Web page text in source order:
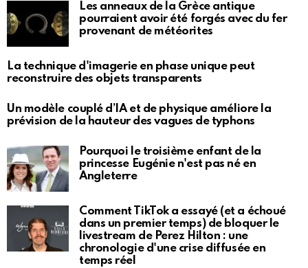
Les anneaux de la Grèce antique
pourraient avoir été forgés avec du fer
provenant de météorites
La technique d'imagerie en phase unique peut
reconstruire des objets transparents
Un modèle couplé d’IA et de physique améliore la
prévision de la hauteur des vagues de typhons
Pourquoi le troisième enfant de la
princesse Eugénie n'est pas né en
Angleterre
Comment TikTok a essayé (et a échoué
dans un premier temps) de bloquer le
livestream de Perez Hilton : une
chronologie d'une crise diffusée en
temps réel